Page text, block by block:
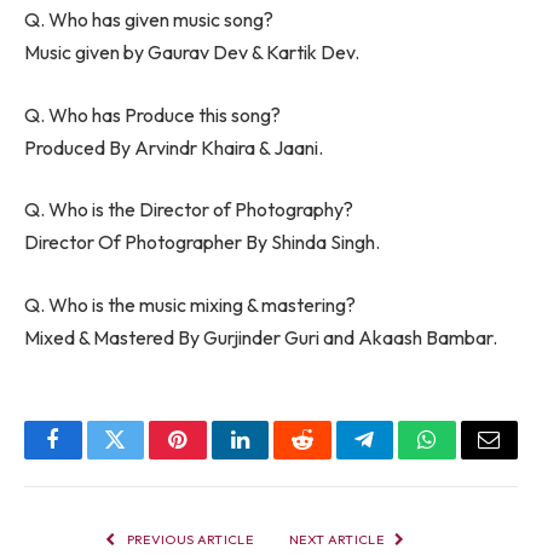
Q. Who has given music song?
Music given by Gaurav Dev & Kartik Dev.
Q. Who has Produce this song?
Produced By Arvindr Khaira & Jaani.
Q. Who is the Director of Photography?
Director Of Photographer By Shinda Singh.
Q. Who is the music mixing & mastering?
Mixed & Mastered By Gurjinder Guri and Akaash Bambar.
FacebookTwitterPinterestLinkedInRedditTelegramWhatsApp
Email
PREVIOUS ARTICLE NEXT ARTICLE